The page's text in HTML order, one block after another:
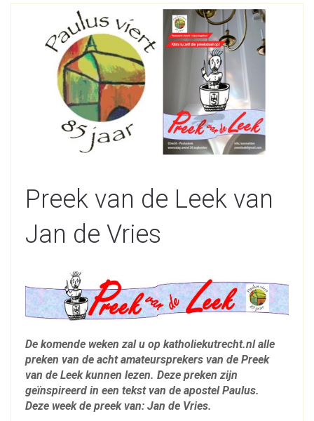
Preek van de Leek van
Jan de Vries
De komende weken zal u op katholiekutrecht.nl alle
preken van de acht amateursprekers van de Preek
van de Leek kunnen lezen. Deze preken zijn
geïnspireerd in een tekst van de apostel Paulus.
Deze week de preek van: Jan de Vries.